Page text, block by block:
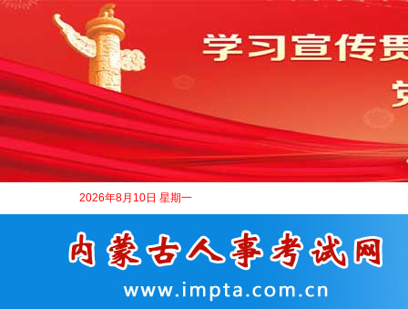
2026年8月10日 星期一